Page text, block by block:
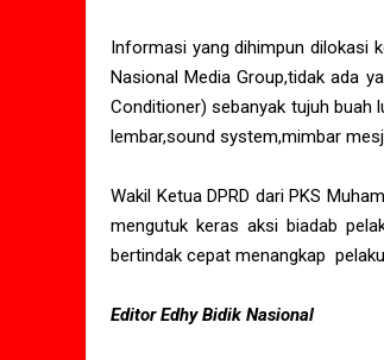
Informasi yang dihimpun dilokasi
Nasional Media Group,tidak ada
Conditioner) sebanyak tujuh buah
lembar,sound system,mimbar
Wakil Ketua DPRD dari PKS
mengutuk keras aksi biadab
bertindak cepat menangkap
Editor Edhy Bidik Nasional